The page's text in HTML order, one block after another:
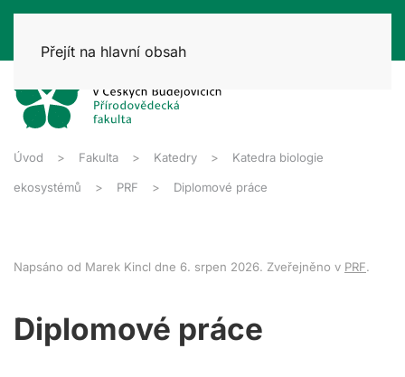
Přejít na hlavní obsah
Úvod Fakulta Katedry Katedra biologie
ekosystémů PRF Diplomové práce
Napsáno od Marek Kincl dne 6. srpen 2026. Zveřejněno v PRF.
Diplomové práce